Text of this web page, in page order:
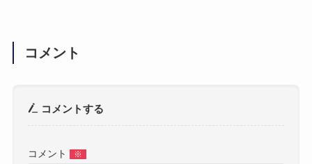
コメント
コメントする
コメント ※